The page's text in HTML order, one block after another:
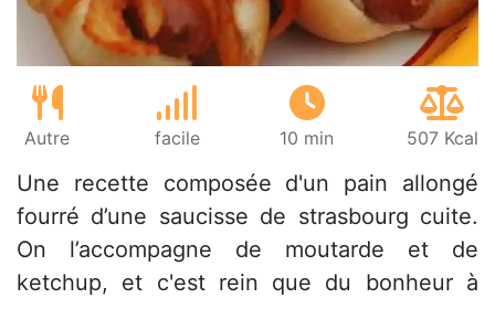
Autre facile 10 min 507 Kcal
Une recette composée d'un pain allongé
fourré d’une saucisse de strasbourg cuite.
On l’accompagne de moutarde et de
ketchup, et c'est rein que du bonheur à